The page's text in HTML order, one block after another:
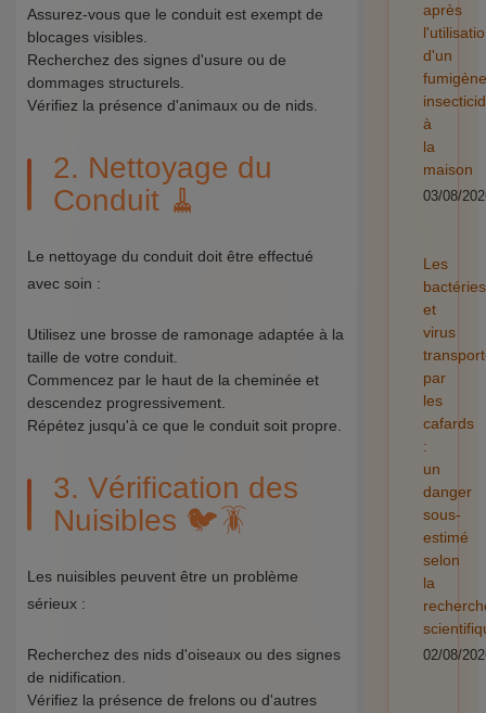
Assurez-vous que le conduit est exempt de
blocages visibles.
Recherchez des signes d'usure ou de
dommages structurels.
Vérifiez la présence d'animaux ou de nids.
2. Nettoyage du
Conduit 🧹
Le nettoyage du conduit doit être effectué
avec soin :
Utilisez une brosse de ramonage adaptée à la
taille de votre conduit.
Commencez par le haut de la cheminée et
descendez progressivement.
Répétez jusqu'à ce que le conduit soit propre.
3. Vérification des
Nuisibles 🐦🪳
Les nuisibles peuvent être un problème
sérieux :
Recherchez des nids d'oiseaux ou des signes
de nidification.
Vérifiez la présence de frelons ou d'autres
après
d'un
fumigène
à
la
maison
03/08/
Les
bactéries
et
virus
par
les
cafards
:
un
danger
sous-
estimé
selon
la
02/08/